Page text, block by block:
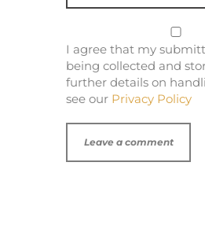
I agree that my
being collected and
further details on
see our Privacy Policy